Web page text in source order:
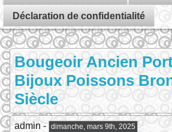
Déclaration de confidentialité
Bougeoir Ancien
Bijoux Poissons
Siècle
admin - dimanche, mars 9th, 2025